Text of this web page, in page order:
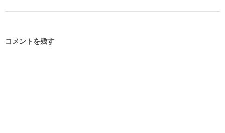
コメントを残す